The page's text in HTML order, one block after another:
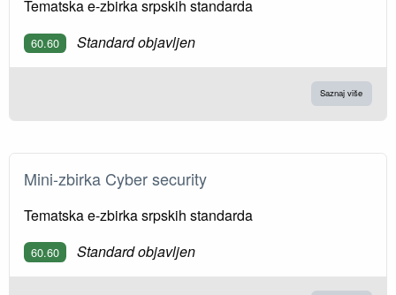
Tematska e-zbirka srpskih standarda
60.60 Standard objavljen
Saznaj više
Mini-zbirka Cyber security
Tematska e-zbirka srpskih standarda
60.60 Standard objavljen